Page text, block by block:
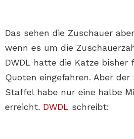
Das sehen die Zuschauer
wenn es um die
DWDL hatte die Katze bisher
Quoten eingefahren. Aber
Staffel habe nur eine halbe
erreicht. DWDL schreibt: